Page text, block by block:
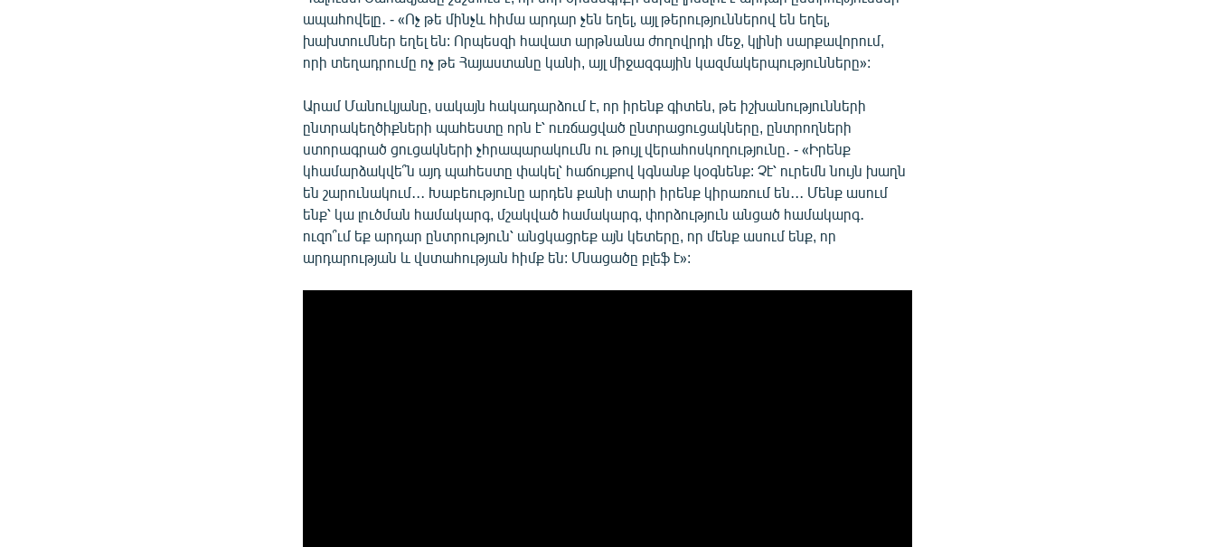
ապահովելը․ - «Ոչ թե մինչև հիմա արդար չեն եղել, այլ թերություններով են եղել,
խախտումներ եղել են: Որպեսզի հավատ արթնանա ժողովրդի մեջ, կլինի սարքավորում,
որի տեղադրումը ոչ թե Հայաստանը կանի, այլ միջազգային կազմակերպությունները»:
Արամ Մանուկյանը, սակայն հակադարձում է, որ իրենք գիտեն, թե իշխանությունների
ընտրակեղծիքների պահեստը որն է՝ ուռճացված ընտրացուցակները, ընտրողների
ստորագրած ցուցակների չհրապարակումն ու թույլ վերահոսկողությունը․ - «Իրենք
կհամարձակվե՞ն այդ պահեստը փակել՝ հաճույքով կգնանք կօգնենք: Չէ՝ ուրեմն նույն խաղն
են շարունակում․․․ Խաբեությունը արդեն քանի տարի իրենք կիրառում են․․․ Մենք ասում
ենք՝ կա լուծման համակարգ, մշակված համակարգ, փորձություն անցած համակարգ․
ուզո՞ւմ եք արդար ընտրություն՝ անցկացրեք այն կետերը, որ մենք ասում ենք, որ
արդարության և վստահության հիմք են: Մնացածը բլեֆ է»: